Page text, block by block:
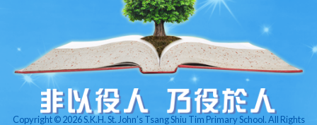
Copyright © 2026 S.K.H. St. John’s Tsang Shiu Tim Primary School. All Rights